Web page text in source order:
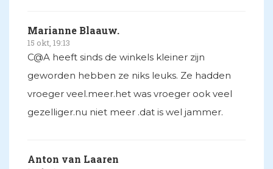
Marianne Blaauw.
15 okt, 19:13
C@A heeft sinds de winkels kleiner zijn
geworden hebben ze niks leuks. Ze hadden
vroeger veel.meer.het was vroeger ook veel
gezelliger.nu niet meer .dat is wel jammer.
Anton van Laaren